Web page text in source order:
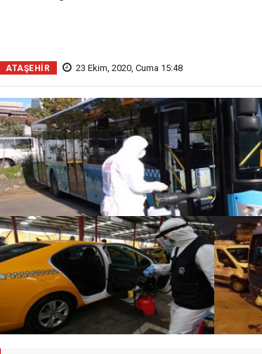
ATAŞEHİR 23 Ekim, 2020, Cuma 15:48